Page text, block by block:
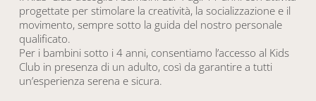
progettate per stimolare la creatività, la socializzazione e il
movimento, sempre sotto la guida del nostro personale
qualificato.
Per i bambini sotto i 4 anni, consentiamo l’accesso al Kids
Club in presenza di un adulto, così da garantire a tutti
un’esperienza serena e sicura.